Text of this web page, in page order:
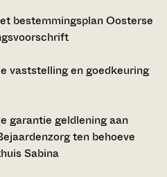
bestemmingsplan Oosterse
vaststelling en goedkeuring
garantie geldlening aan
ten behoeve
Sabina